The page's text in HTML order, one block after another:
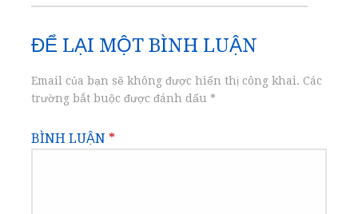
ĐỂ LẠI MỘT BÌNH LUẬN
Email của bạn sẽ không được hiển thị công khai. Các
trường bắt buộc được đánh dấu *
BÌNH LUẬN *